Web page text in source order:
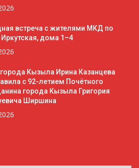
встреча с жителями МКД по
дома 1–4
города Кызыла Ирина Казанцева
с 92-летием Почётного
города Кызыла Григория
Ширшина